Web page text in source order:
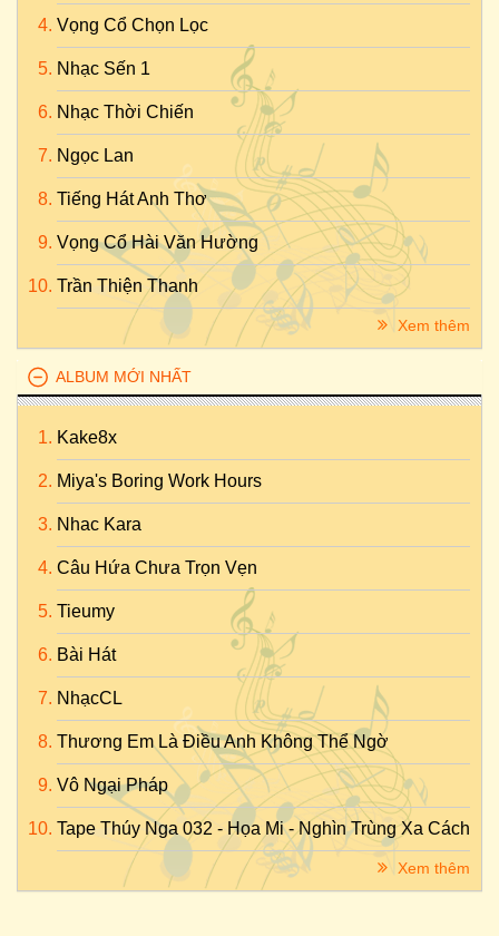
Vọng Cổ Chọn Lọc
Nhạc Sến 1
Nhạc Thời Chiến
Ngọc Lan
Tiếng Hát Anh Thơ
Vọng Cổ Hài Văn Hường
Trần Thiện Thanh
Xem thêm
ALBUM MỚI NHẤT
Kake8x
Miya's Boring Work Hours
Nhac Kara
Câu Hứa Chưa Trọn Vẹn
Tieumy
Bài Hát
NhạcCL
Thương Em Là Điều Anh Không Thể Ngờ
Vô Ngại Pháp
Tape Thúy Nga 032 - Họa Mi - Nghìn Trùng Xa Cách
Xem thêm